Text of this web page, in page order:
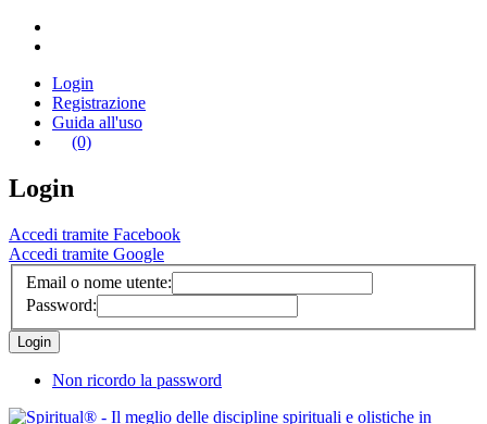
Login
Registrazione
Guida all'uso
(0)
Login
Accedi tramite Facebook
Accedi tramite Google
Email o nome utente:
Password:
Non ricordo la password